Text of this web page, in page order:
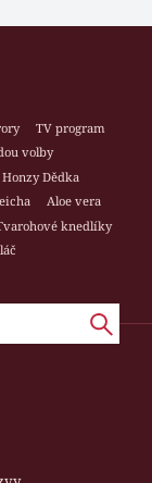
TV program
volby
Dědka
Aloe vera
knedlíky